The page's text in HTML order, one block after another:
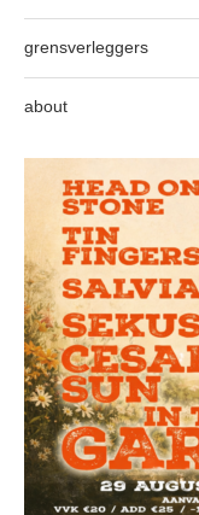
grensverleggers
about